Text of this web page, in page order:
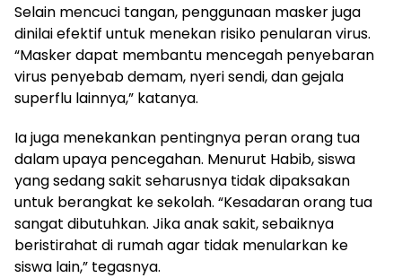
Selain mencuci tangan, penggunaan masker juga
dinilai efektif untuk menekan risiko penularan virus.
“Masker dapat membantu mencegah penyebaran
virus penyebab demam, nyeri sendi, dan gejala
superflu lainnya,” katanya.
Ia juga menekankan pentingnya peran orang tua
dalam upaya pencegahan. Menurut Habib, siswa
yang sedang sakit seharusnya tidak dipaksakan
untuk berangkat ke sekolah. “Kesadaran orang tua
sangat dibutuhkan. Jika anak sakit, sebaiknya
beristirahat di rumah agar tidak menularkan ke
siswa lain,” tegasnya.